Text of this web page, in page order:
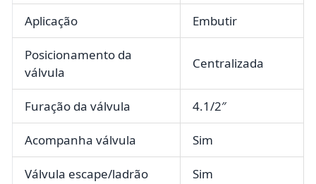
Aplicação Embutir
Posicionamento da
válvula
Centralizada
Furação da válvula 4.1/2″
Acompanha válvula Sim
Válvula escape/ladrão Sim